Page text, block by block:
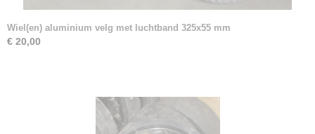
Wiel(en) aluminium velg met luchtband 325x55 mm
€ 20,00